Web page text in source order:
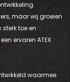
maar wij groeien
toe en
ervaren ATEX
waarmee